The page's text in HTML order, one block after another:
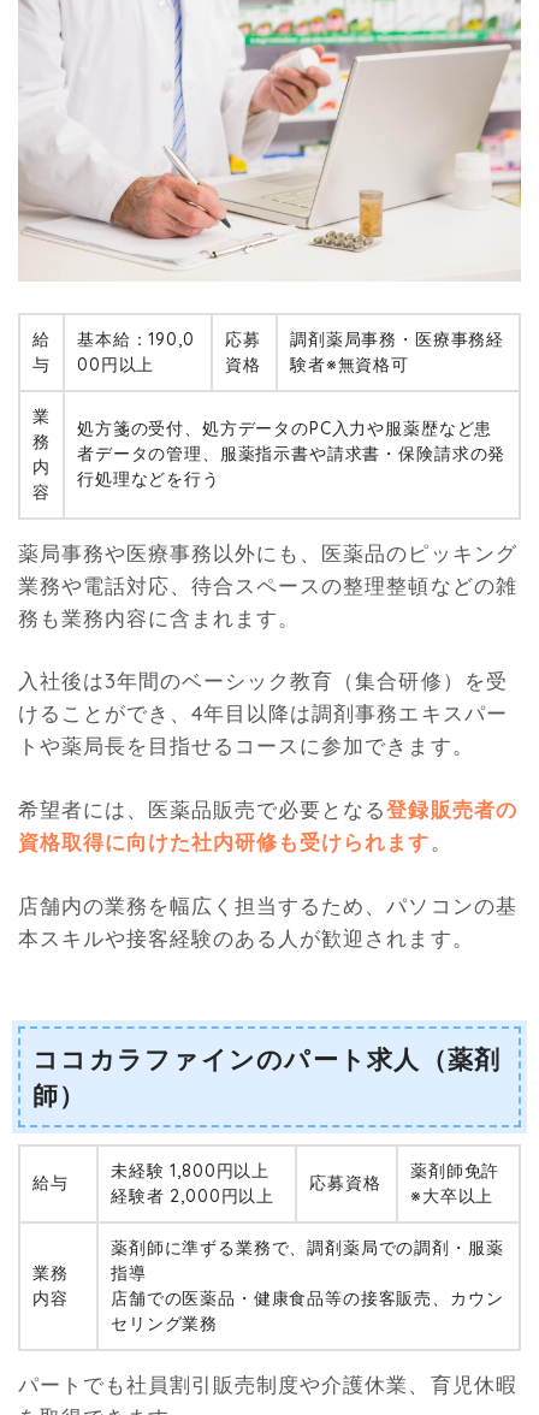
給
与
基本給：190,0
00円以上
応募
資格
調剤薬局事務・医療事務経
験者※無資格可
業
務
内
容
処方箋の受付、処方データのPC入力や服薬歴など患
者データの管理、服薬指示書や請求書・保険請求の発
行処理などを行う
薬局事務や医療事務以外にも、医薬品のピッキング
業務や電話対応、待合スペースの整理整頓などの雑
務も業務内容に含まれます。
入社後は3年間のベーシック教育（集合研修）を受
けることができ、4年目以降は調剤事務エキスパー
トや薬局長を目指せるコースに参加できます。
希望者には、医薬品販売で必要となる登録販売者の
資格取得に向けた社内研修も受けられます。
店舗内の業務を幅広く担当するため、パソコンの基
本スキルや接客経験のある人が歓迎されます。
ココカラファインのパート求人（薬剤
師）
給与
未経験 1,800円以上
経験者 2,000円以上
応募資格
薬剤師免許
※大卒以上
業務
内容
薬剤師に準ずる業務で、調剤薬局での調剤・服薬
指導
店舗での医薬品・健康食品等の接客販売、カウン
セリング業務
パートでも社員割引販売制度や介護休業、育児休暇